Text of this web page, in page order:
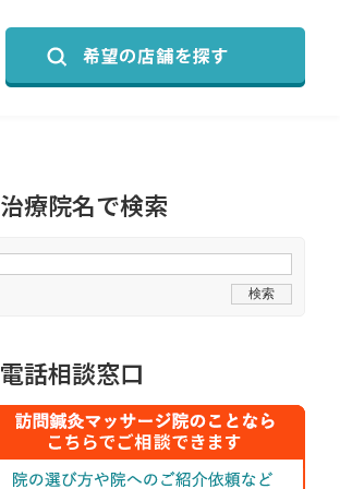
治療院名で検索
電話相談窓口